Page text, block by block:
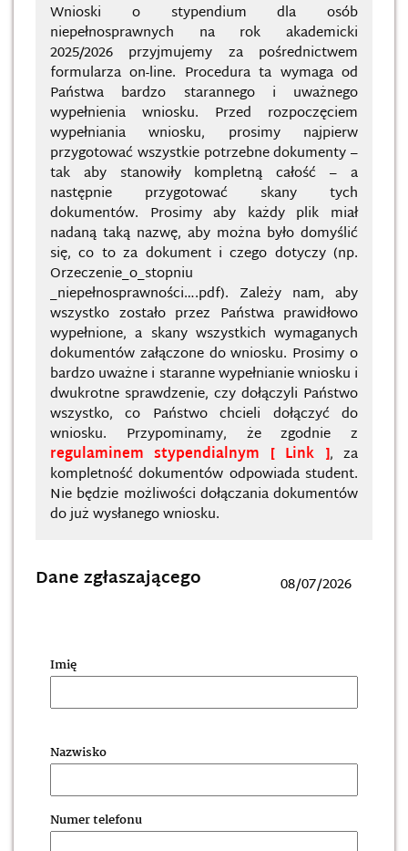
Wnioski o stypendium dla osób
niepełnosprawnych na rok akademicki
2025/2026 przyjmujemy za pośrednictwem
formularza on-line. Procedura ta wymaga od
Państwa bardzo starannego i uważnego
wypełnienia wniosku. Przed rozpoczęciem
wypełniania wniosku, prosimy najpierw
przygotować wszystkie potrzebne dokumenty –
tak aby stanowiły kompletną całość – a
następnie przygotować skany tych
dokumentów. Prosimy aby każdy plik miał
nadaną taką nazwę, aby można było domyślić
się, co to za dokument i czego dotyczy (np.
Orzeczenie_o_stopniu
_niepełnosprawności….pdf). Zależy nam, aby
wszystko zostało przez Państwa prawidłowo
wypełnione, a skany wszystkich wymaganych
dokumentów załączone do wniosku. Prosimy o
bardzo uważne i staranne wypełnianie wniosku i
dwukrotne sprawdzenie, czy dołączyli Państwo
wszystko, co Państwo chcieli dołączyć do
wniosku. Przypominamy, że zgodnie z
regulaminem stypendialnym
, za
kompletność dokumentów odpowiada student.
Nie będzie możliwości dołączania dokumentów
do już wysłanego wniosku.
Dane zgłaszającego
Imię
Nazwisko
Numer telefonu